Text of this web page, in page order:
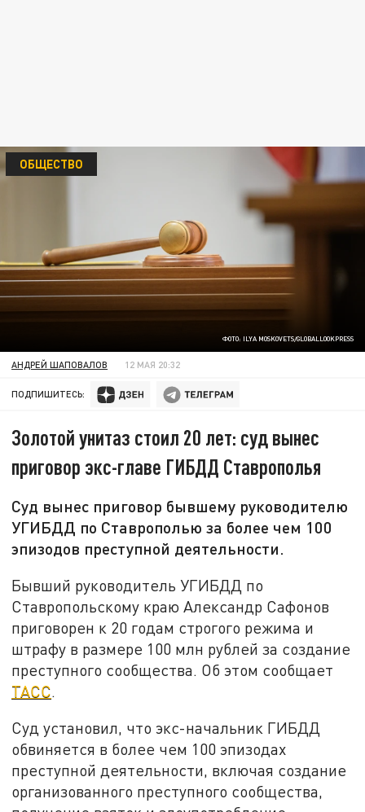
ФОТО: ILYA MOSKOVETS/GLOBALLOOKPRESS
ОБЩЕСТВО
АНДРЕЙ ШАПОВАЛОВ 12 МАЯ 20:32
ПОДПИШИТЕСЬ:
Золотой унитаз стоил 20 лет: суд вынес
приговор экс-главе ГИБДД Ставрополья
Суд вынес приговор бывшему руководителю
УГИБДД по Ставрополью за более чем 100
эпизодов преступной деятельности.
Бывший руководитель УГИБДД по
Ставропольскому краю Александр Сафонов
приговорен к 20 годам строгого режима и
штрафу в размере 100 млн рублей за создание
преступного сообщества. Об этом сообщает
ТАСС.
Суд установил, что экс-начальник ГИБДД
обвиняется в более чем 100 эпизодах
преступной деятельности, включая создание
организованного преступного сообщества,